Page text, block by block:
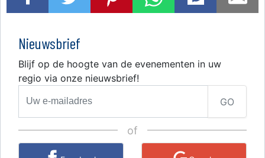
Nieuwsbrief
Blijf op de hoogte van de evenementen in uw
regio via onze nieuwsbrief!
GO
of